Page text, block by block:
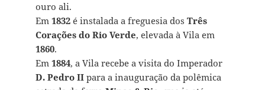
ouro ali.
Em 1832é instalada a freguesia dos Três
Corações do Rio Verde, elevada à Vila em
1860.
Em 1884, a Vila recebe a visita do Imperador
D. Pedro IIpara a inauguração da polêmica